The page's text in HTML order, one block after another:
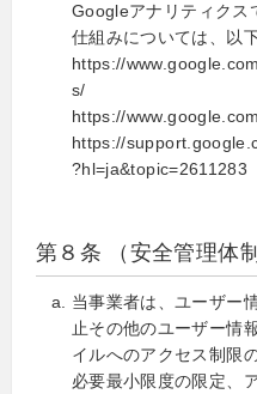
Googleアナリティクス
仕組みについては、以
https://
s/
https://
https://
?hl=ja&topic=2611283
第８条 （安全管理体制
当事業者は、ユーザー
止その他のユーザー情
イルへのアクセス制限
必要最小限度の限定、